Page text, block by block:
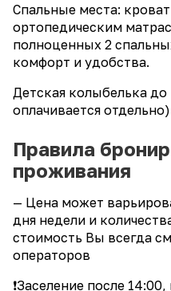
Спальные меcтa:
ортопедическим
полноценных 2
комфорт и удобcтвa.
Детская колыбелька до
оплачивается отдельно)
Правила
проживания
— Цена может
дня недели и
стоимость Вы всегда
операторов
❗Заселение после